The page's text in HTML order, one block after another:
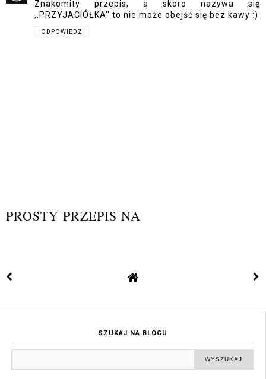
Znakomity przepis, a skoro nazywa się
,,PRZYJACIÓŁKA'' to nie może obejść się bez kawy :)
ODPOWIEDZ
PROSTY PRZEPIS NA
SZUKAJ NA BLOGU